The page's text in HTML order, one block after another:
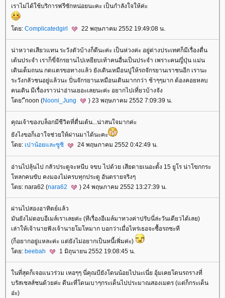
เราไม่ได้ใช้บริการฟรีซักหน่อยนะคะ เป็นกำลังใจให้ค่ะ
ดย: Complicatedgirl 22 พฤษภาคม 2552 19:49:08 น.
น่าหวาดเสียวแทน ระวังตัวบ้างก็ดีนะค่ะ เป็นห่วงค่ะ อยู่ต่างประเทศก็มีเรื่องตื่น
เต้นประจำ เราก็ขี่จักรยานไปเหยียบเท้าคนอื่นเป็นประจำ เพราะคนญี่ปุ่น แม่น
เดินเต็มถนน กดแตรขอทางแล้ว ยังเดินเหมือนปูให้รถจักรยานเราชนอีก เรานะ
ระวังกลัวชนอยู่แล้วนะ ปั่นจักรยานเหมือนเดินมากกว่า ช้าๆๆมาก ต้องคอยหลบ
คนเดิน มีเรื่องราวน่าอ่านเยอะเลยนะค่ะ อยากไปเที่ยวบ้างจัง
ดย: ืnoon (Nooni_Jung ) 23 พฤษภาคม 2552 7:09:39 น.
คุณเจ้าของบล็อกมีชีวิตที่ตื่นเต้น...น่าสนใจมากค่ะ
ังไงขอก็เอาใจช่วยให้ผ่านมาได้นะคะ
ดย: เปาน้อยและซูชิ 24 พฤษภาคม 2552 0:42:49 น.
อ่านไปลุ้นไป กลัวประตูจะหนีบ จขบ ไปด้วย เสียดายเนอะตั้ง 15 ยูโร น่าโขกกระ
หลกคนขับ คงมองไม่ครบทุกประตู อันตรายจริงๆ
ดย: nara62 (nara62 ) 24 พฤษภาคม 2552 13:27:39 น.
ผ่านไปสองอาทิตย์แล้ว
มันยังไม่ตอบอีเมล์เราเลยค่ะ (ทีเรื่องอีเมล์มาทวงค่าปรับนี่ล่ะวันเดียวได้เลย)
เล่าให้เจ้านายฟังเจ้านายโมโหมาก บอกว่าเมื่อไหร่เธอจะซื้อรถซะที
(ก็อยากอยู่แหละค่ะ แต่ยังไม่อยากเป็นหนี้เพิ่มค่ะ)
ดย: beebah 1 มิถุนายน 2552 19:08:45 น.
นที่สุดก็เจอแนวร่วม เหอๆๆ นี่คุณบียังโดนน้อยไปนะเนี่ย อุ้มเคยโดนรถรางที่
บรัสเซลส์ชนด้วยค่ะ ดีนะที่โดนเบาๆกระเด็นไปประมาณสองเมตร (แต่ก็กระเด็น
อ่ะ)